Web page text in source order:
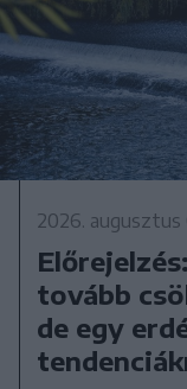
2026. augusztus
tovább
de egy